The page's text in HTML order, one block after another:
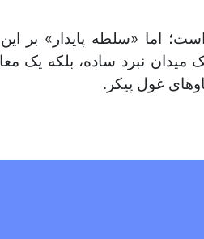
اما «سلطه پایدار» بر این
میدان نبرد ساده، بلکه یک
غول پیکر.